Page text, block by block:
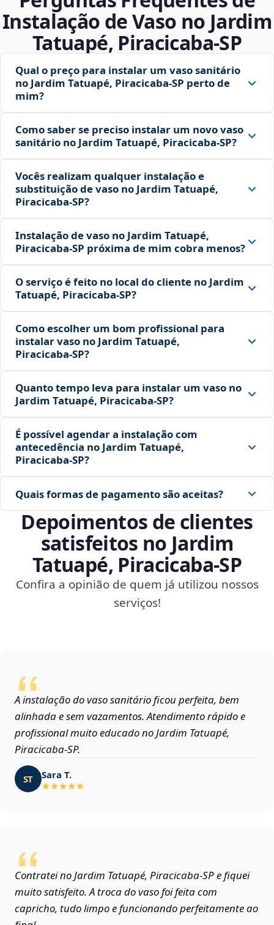
Instalação de Vaso no Jardim
Tatuapé, Piracicaba‑SP
Qual o preço para instalar um vaso sanitário
no Jardim Tatuapé, Piracicaba‑SP perto de
mim?
Como saber se preciso instalar um novo vaso
sanitário no Jardim Tatuapé, Piracicaba‑SP?
Vocês realizam qualquer instalação e
substituição de vaso no Jardim Tatuapé,
Piracicaba‑SP?
Instalação de vaso no Jardim Tatuapé,
Piracicaba‑SP próxima de mim cobra menos?
O serviço é feito no local do cliente no Jardim
Tatuapé, Piracicaba‑SP?
Como escolher um bom profissional para
instalar vaso no Jardim Tatuapé,
Piracicaba‑SP?
Quanto tempo leva para instalar um vaso no
Jardim Tatuapé, Piracicaba‑SP?
É possível agendar a instalação com
antecedência no Jardim Tatuapé,
Piracicaba‑SP?
Quais formas de pagamento são aceitas?
Depoimentos de clientes
satisfeitos no Jardim
Tatuapé, Piracicaba‑SP
Confira a opinião de quem já utilizou nossos
serviços!
A instalação do vaso sanitário ficou perfeita, bem
alinhada e sem vazamentos. Atendimento rápido e
profissional muito educado no Jardim Tatuapé,
Piracicaba‑SP.
ST Sara T.
Contratei no Jardim Tatuapé, Piracicaba‑SP e fiquei
muito satisfeito. A troca do vaso foi feita com
capricho, tudo limpo e funcionando perfeitamente ao